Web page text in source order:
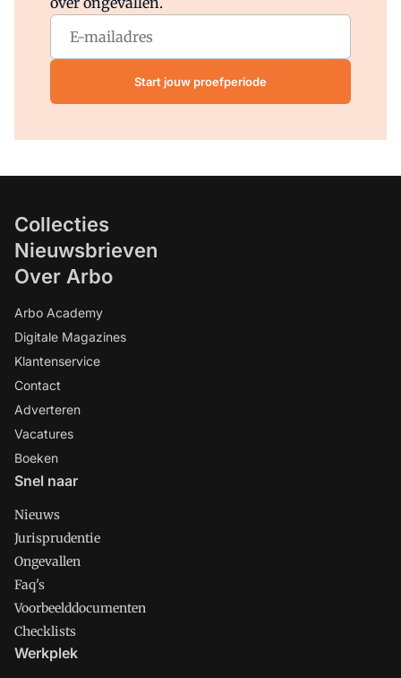
Start jouw proefperiode
Collecties
Nieuwsbrieven
Over Arbo
Arbo Academy
Digitale Magazines
Klantenservice
Contact
Adverteren
Vacatures
Boeken
Snel naar
Nieuws
Jurisprudentie
Ongevallen
Faq's
Voorbeelddocumenten
Checklists
Werkplek